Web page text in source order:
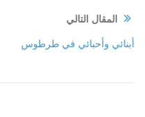
المقال التالي
أبنائي وأحبائي في طرطوس‏